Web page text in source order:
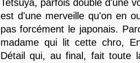
Tetsuya, parfois doublé d'une
est d'une merveille qu'on en
pas forcément le japonais.
madame qui lit cette chro,
Détail qui, au final, fait toute